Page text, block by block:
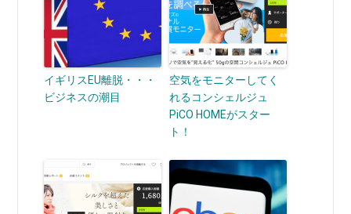
イギリスEU離脱・・・
ビジネスの潮目
空気をモニターしてく
れるコンシェルジュ
PiCO HOMEがスター
ト！